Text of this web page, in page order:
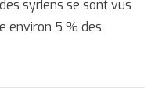
syriens se sont vus
environ 5 % des